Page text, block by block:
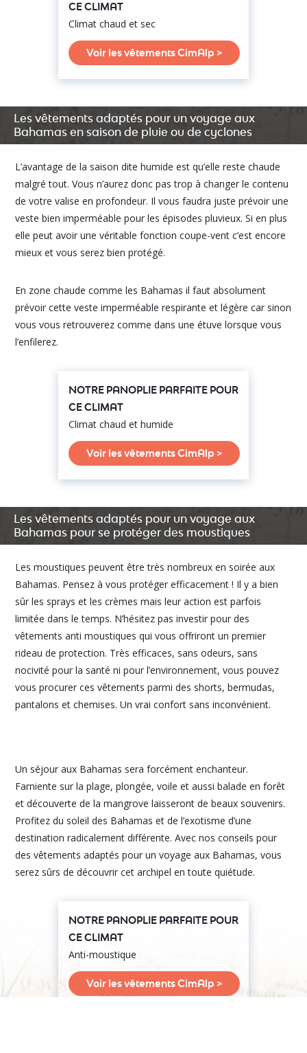
CE CLIMAT
Climat chaud et sec
Voir les vêtements CimAlp >
Les vêtements adaptés pour un voyage aux
Bahamas en saison de pluie ou de cyclones
L’avantage de la saison dite humide est qu’elle reste chaude
malgré tout. Vous n’aurez donc pas trop à changer le contenu
de votre valise en profondeur. Il vous faudra juste prévoir une
veste bien imperméable pour les épisodes pluvieux. Si en plus
elle peut avoir une véritable fonction coupe-vent c’est encore
mieux et vous serez bien protégé.
En zone chaude comme les Bahamas il faut absolument
prévoir cette veste imperméable respirante et légère car sinon
vous vous retrouverez comme dans une étuve lorsque vous
l’enfilerez.
NOTRE PANOPLIE PARFAITE POUR
CE CLIMAT
Climat chaud et humide
Voir les vêtements CimAlp >
Les vêtements adaptés pour un voyage aux
Bahamas pour se protéger des moustiques
Les moustiques peuvent être très nombreux en soirée aux
Bahamas. Pensez à vous protéger efficacement ! Il y a bien
sûr les sprays et les crèmes mais leur action est parfois
limitée dans le temps. N’hésitez pas investir pour des
vêtements anti moustiques qui vous offriront un premier
rideau de protection. Très efficaces, sans odeurs, sans
nocivité pour la santé ni pour l’environnement, vous pouvez
vous procurer ces vêtements parmi des shorts, bermudas,
pantalons et chemises. Un vrai confort sans inconvénient.
Un séjour aux Bahamas sera forcément enchanteur.
Farniente sur la plage, plongée, voile et aussi balade en forêt
et découverte de la mangrove laisseront de beaux souvenirs.
Profitez du soleil des Bahamas et de l’exotisme d’une
destination radicalement différente. Avec nos conseils pour
des vêtements adaptés pour un voyage aux Bahamas, vous
serez sûrs de découvrir cet archipel en toute quiétude.
NOTRE PANOPLIE PARFAITE POUR
CE CLIMAT
Anti-moustique
Voir les vêtements CimAlp >